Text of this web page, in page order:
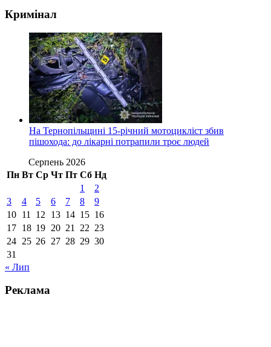
Кримінал
На Тернопільщині 15-річний мотоцикліст збив
пішохода: до лікарні потрапили троє людей
Серпень 2026
Пн Вт Ср Чт Пт Сб Нд
1
2
3
4 5 6 7 8
9
10 11 12 13 14 15 16
17 18 19 20 21 22 23
24 25 26 27 28 29 30
31
« Лип
Реклама